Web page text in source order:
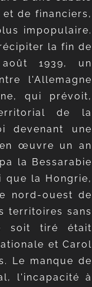
de financiers,
impopulaire.
la fin de
1939, un
l'Allemagne
qui prévoit,
de la
devenant une
œuvre un an
la Bessarabie
que la Hongrie,
nord-ouest de
territoires sans
soit tiré était
et Carol
Le manque de
l'incapacité à